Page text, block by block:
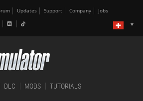
Updates Support Company Jobs
DLC MODS TUTORIALS